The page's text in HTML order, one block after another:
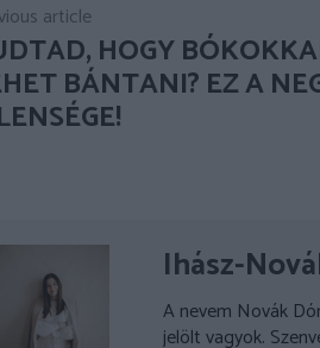
article
HOGY
BÁNTANI? EZ A
Ihász-
A nevem Novák
jelölt vagyok.